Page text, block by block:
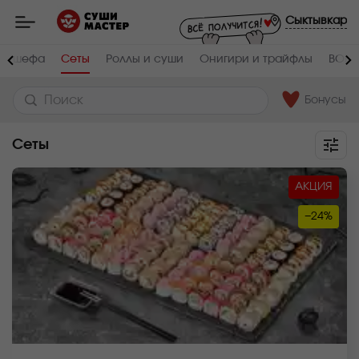
Мастер
заказ
доставка
суши,
роллов,
WOK
Сыктывкар
шефа Сеты Роллы и суши Онигири и трайфлы ВОК
Бонусы
Сеты
АКЦИЯ
−24%